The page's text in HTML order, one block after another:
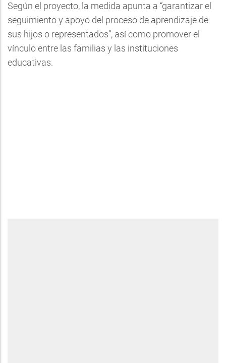
Según el proyecto, la medida apunta a “garantizar el
seguimiento y apoyo del proceso de aprendizaje de
sus hijos o representados”, así como promover el
vínculo entre las familias y las instituciones
educativas.